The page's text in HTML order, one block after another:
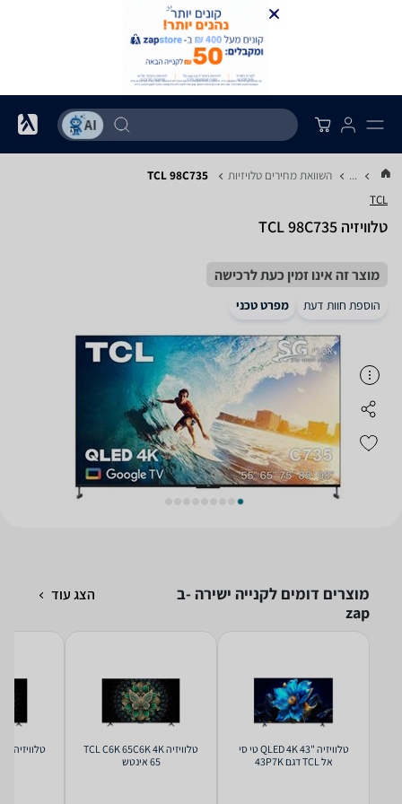
... השוואת מחירים טלויזיות TCL 98C735
TCL
טלוויזיה TCL 98C735
מוצר זה אינו זמין כעת לרכישה
הוספת חוות דעת מפרט טכני
מוצרים דומים לקנייה ישירה -ב
zap
הצג עוד
טלוויזיה "43 QLED 4K טי סי
אל TCL דגם 43P7K
טלוויזיה TCL C6K 65C6K 4K
65 אינטש